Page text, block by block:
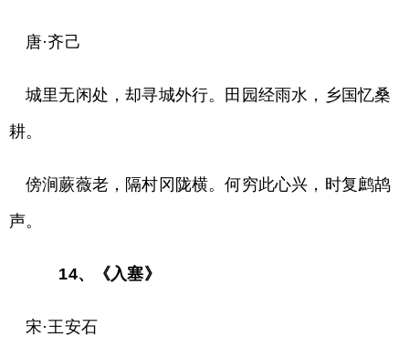
唐·齐己
城里无闲处，却寻城外行。田园经雨水，乡国忆桑
耕。
傍涧蕨薇老，隔村冈陇横。何穷此心兴，时复鹧鸪
声。
14、《入塞》
宋·王安石